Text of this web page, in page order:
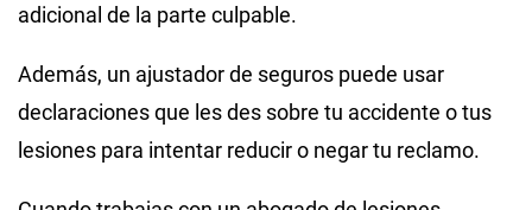
adicional de la parte culpable.
Además, un ajustador de seguros puede usar
declaraciones que les des sobre tu accidente o tus
lesiones para intentar reducir o negar tu reclamo.